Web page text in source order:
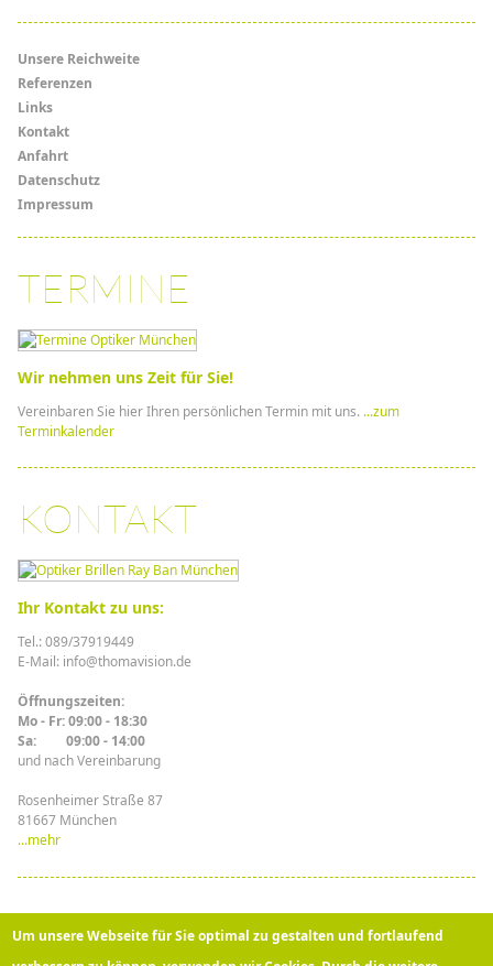
Menü
Links
Unsere Reichweite
Referenzen
Links
Kontakt
Anfahrt
Datenschutz
Impressum
TERMINE
Wir nehmen uns Zeit für Sie!
Vereinbaren Sie hier Ihren persönlichen Termin mit uns. ...zum
Terminkalender
KONTAKT
Ihr Kontakt zu uns:
Tel.: 089/37919449
E-Mail: info@thomavision.de
Öffnungszeiten:
Mo - Fr: 09:00 - 18:30
Sa: 09:00 - 14:00
und nach Vereinbarung
Rosenheimer Straße 87
81667 München
...mehr
Top-Bewertungen:
Um unsere Webseite für Sie optimal zu gestalten und fortlaufend